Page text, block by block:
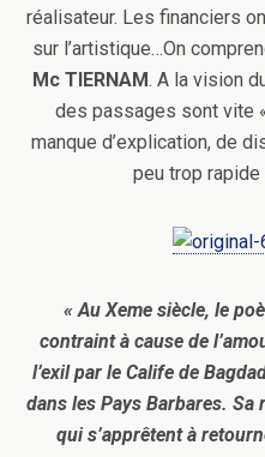
réalisateur. Les financiers
sur l’artistique…On
Mc TIERNAM. A la vision
des passages sont vite
manque d’explication, de
peu trop
«Au Xeme siècle, le
contraint à cause de
l’exil par le Calife de
dans les Pays Barbares.
qui s’apprêtent à